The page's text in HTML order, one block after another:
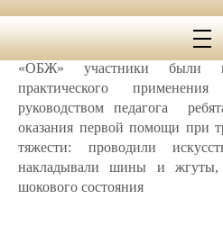
учащиеся учились составлять
языке программирования «
«ОБЖ» участники были
практического
руководством педагога
оказания первой помощи при
тяжести: проводили
накладывали шины и
шокового состояния